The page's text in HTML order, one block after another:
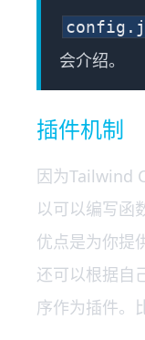
会介绍。
插件机制
因为Tailwind
以可以编写函
优点是为你提
还可以根据自
序作为插件。